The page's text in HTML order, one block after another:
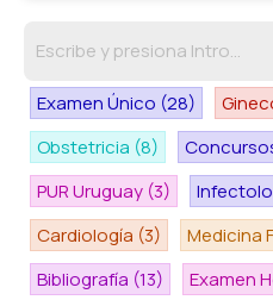
Examen Único (28)
Obstetricia (8)
PUR Uruguay (3)
Cardiología (3) Medicina
Bibliografía (13) Examen